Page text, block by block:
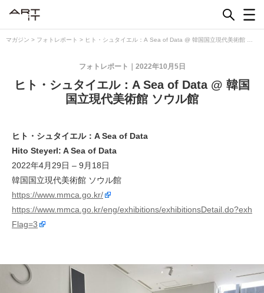
マガジン > フォトレポート > ヒト・シュタイエル：A Sea of Data @ 韓国国立現代美術館 ソ
2022年10月5日
フォトレポート
ヒト・シュタイエル：A Sea of Data @ 韓国
国立現代美術館 ソウル館
ヒト・シュタイエル：A Sea of Data
Hito Steyerl: A Sea of Data
2022年4月29日 – 9月18日
韓国国立現代美術館 ソウル館
https://www.mmca.go.kr/
https://www.mmca.go.kr/eng/exhibitions/exhibitionsDetail.do?exh
Flag=3